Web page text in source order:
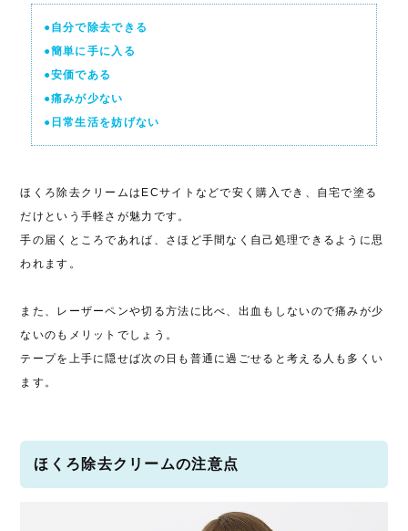
●自分で除去できる
●簡単に手に入る
●安価である
●痛みが少ない
●日常生活を妨げない
ほくろ除去クリームはECサイトなどで安く購入でき、自宅で塗る
だけという手軽さが魅力です。
手の届くところであれば、さほど手間なく自己処理できるように思
われます。
また、レーザーペンや切る方法に比べ、出血もしないので痛みが少
ないのもメリットでしょう。
テープを上手に隠せば次の日も普通に過ごせると考える人も多くい
ます。
ほくろ除去クリームの注意点